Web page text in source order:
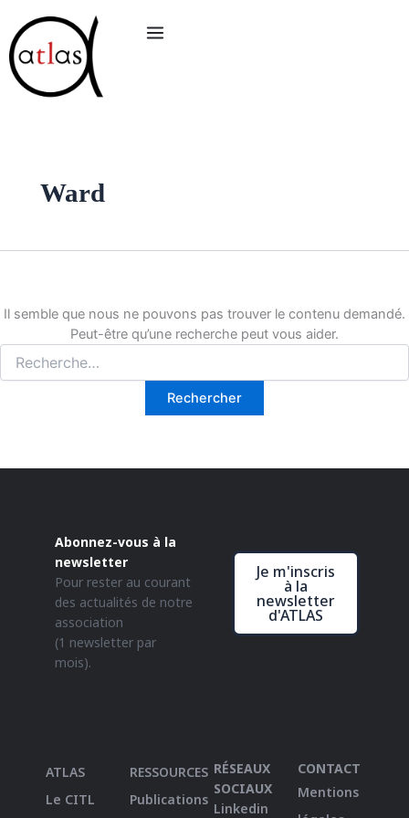
au
contenu
Ward
Il semble que nous ne pouvons pas trouver le contenu demandé.
Peut-être qu’une recherche peut vous aider.
Abonnez-vous à la
newsletter
Pour rester au courant
des actualités de notre
association
(1 newsletter par
mois).
Je m'inscris
à la
newsletter
d'ATLAS
ATLAS
Le CITL
RESSOURCES
Publications
RÉSEAUX
SOCIAUX
Linkedin
CONTACT
Mentions